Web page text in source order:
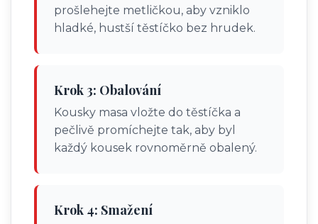
prošlehejte metličkou, aby vzniklo
hladké, hustší těstíčko bez hrudek.
Krok 3: Obalování
Kousky masa vložte do těstíčka a
pečlivě promíchejte tak, aby byl
každý kousek rovnoměrně obalený.
Krok 4: Smažení